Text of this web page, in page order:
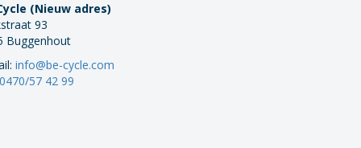
(Nieuw adres)
93
Buggenhout
info@be-cycle.com
0470/57 42 99